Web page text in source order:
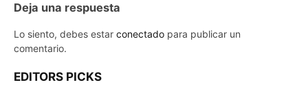
Deja una respuesta
Lo siento, debes estar conectado para publicar un
comentario.
EDITORS PICKS